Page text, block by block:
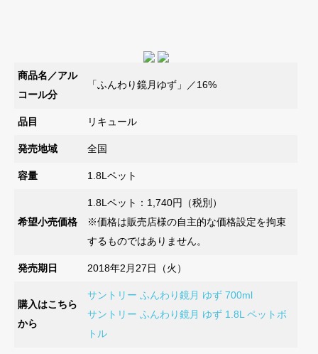
商品名／アル
コール分
「ふんわり鏡月ゆず」／16%
品目 リキュール
発売地域 全国
容量 1.8Lペット
希望小売価格
1.8Lペット：1,740円（税別）
※価格は販売店様の自主的な価格設定を拘束
するものではありません。
発売期日 2018年2月27日（火）
購入はこちら
から
サントリー ふんわり鏡月 ゆず 700ml
サントリー ふんわり鏡月 ゆず 1.8L ペットボ
トル